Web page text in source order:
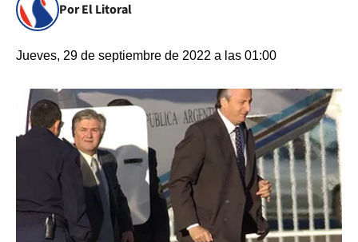
Por El Litoral
Jueves, 29 de septiembre de 2022 a las 01:00